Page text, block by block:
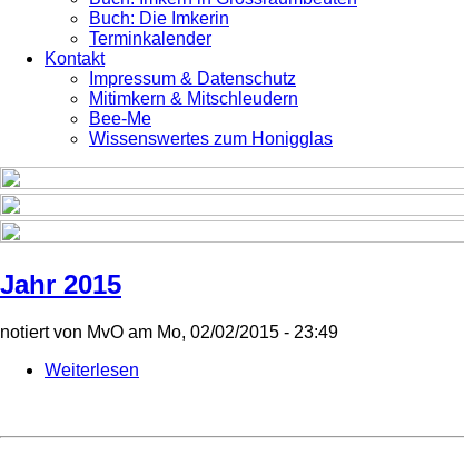
Buch: Die Imkerin
Terminkalender
Kontakt
Impressum & Datenschutz
Mitimkern & Mitschleudern
Bee-Me
Wissenswertes zum Honigglas
Jahr 2015
notiert von MvO am Mo, 02/02/2015 - 23:49
Weiterlesen